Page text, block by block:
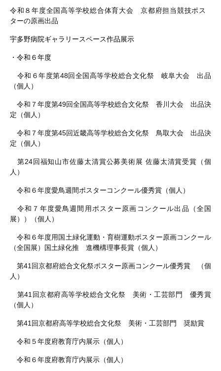
令和８年度全国高等学校総合体育大会 京都府担当競技ポス
ターの原画出品
宇多野病院ギャラリースペース作品展示
・令和６年度
令和６年度第48回全国高等学校総合文化祭 岐阜大会 出品
（個人）
令和７年度第49回全国高等学校総合文化祭 香川大会 出品決
定（個人）
令和７年度第45回近畿高等学校総合文化祭 鳥取大会 出品決
定（個人）
第24回福知山市佐藤太清賞公募美術展 佐藤太清賞受賞（個
人）
令和６年度愛鳥週間ポスターコンクール優秀賞（個人）
令和７年度愛鳥週間用ポスター原画コンクール出品（全国
展））（個人）
令和６年度用国土緑化運動・育樹運動ポスター原画コンクール
（全国展）国土緑化推 進機構理事長賞（個人）
第41 回京都府総合文化祭ポスター原画コンクール優秀賞 （個
人）
第41回京都府高等学校総合文化祭 美術・工芸部門 優秀賞
（個人）
第41回京都府高等学校総合文化祭 美術・工芸部門 奨励賞
令和５年度府教育庁内展示（個人）
令和６年度府教育庁内展示（個人）